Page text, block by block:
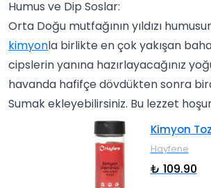
Humus ve Dip Soslar:
Orta Doğu mutfağının yıldızı
kimyonla birlikte en çok yakışan
cipslerin yanına hazırlayacağınız
havanda hafifçe dövdükten sonra
Sumak ekleyebilirsiniz. Bu lezzet
Kimyon
Hayfene
₺ 109.90